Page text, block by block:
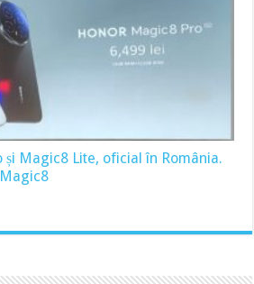
și Magic8 Lite, oficial în România.